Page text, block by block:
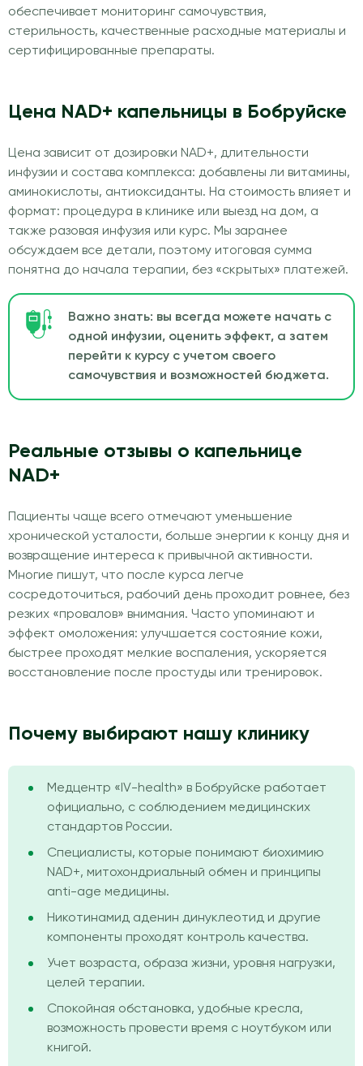
обеспечивает мониторинг самочувствия,
стерильность, качественные расходные материалы и
сертифицированные препараты.
Цена NAD+ капельницы в Бобруйске
Цена зависит от дозировки NAD+, длительности
инфузии и состава комплекса: добавлены ли витамины,
аминокислоты, антиоксиданты. На стоимость влияет и
формат: процедура в клинике или выезд на дом, а
также разовая инфузия или курс. Мы заранее
обсуждаем все детали, поэтому итоговая сумма
понятна до начала терапии, без «скрытых» платежей.
Важно знать: вы всегда можете начать с
одной инфузии, оценить эффект, а затем
перейти к курсу с учетом своего
самочувствия и возможностей бюджета.
Реальные отзывы о капельнице
NAD+
Пациенты чаще всего отмечают уменьшение
хронической усталости, больше энергии к концу дня и
возвращение интереса к привычной активности.
Многие пишут, что после курса легче
сосредоточиться, рабочий день проходит ровнее, без
резких «провалов» внимания. Часто упоминают и
эффект омоложения: улучшается состояние кожи,
быстрее проходят мелкие воспаления, ускоряется
восстановление после простуды или тренировок.
Почему выбирают нашу клинику
Медцентр «IV-health» в Бобруйске работает
официально, с соблюдением медицинских
стандартов России.
Специалисты, которые понимают биохимию
NAD+, митохондриальный обмен и принципы
anti-age медицины.
Никотинамид аденин динуклеотид и другие
компоненты проходят контроль качества.
Учет возраста, образа жизни, уровня нагрузки,
целей терапии.
Спокойная обстановка, удобные кресла,
возможность провести время с ноутбуком или
книгой.